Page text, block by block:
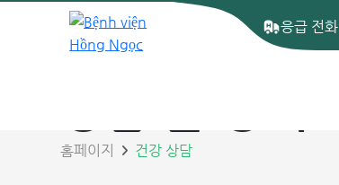
응급 전화
홈페이지 건강 상담